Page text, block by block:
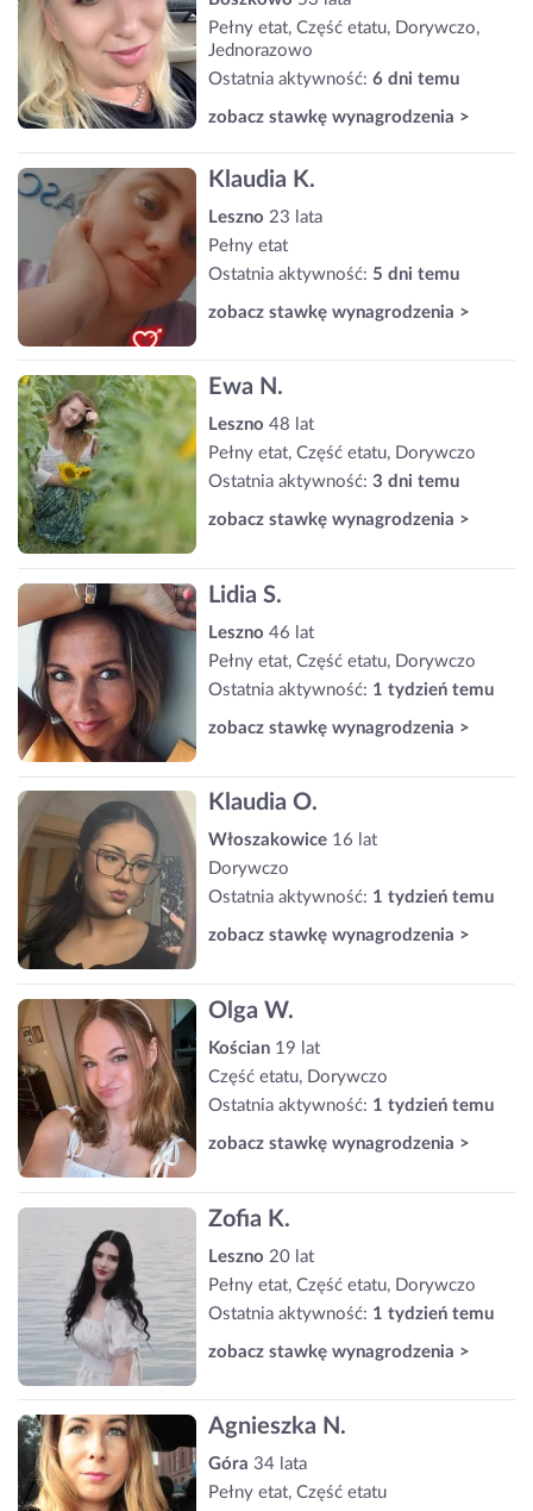
Pełny etat, Część etatu, Dorywczo,
Jednorazowo
Ostatnia aktywność: 6 dni temu
zobacz stawkę wynagrodzenia >
Klaudia K.
Leszno 23 lata
Pełny etat
Ostatnia aktywność: 5 dni temu
zobacz stawkę wynagrodzenia >
Ewa N.
Leszno 48 lat
Pełny etat, Część etatu, Dorywczo
Ostatnia aktywność: 3 dni temu
zobacz stawkę wynagrodzenia >
Lidia S.
Leszno 46 lat
Pełny etat, Część etatu, Dorywczo
Ostatnia aktywność: 1 tydzień temu
zobacz stawkę wynagrodzenia >
Klaudia O.
Włoszakowice 16 lat
Dorywczo
Ostatnia aktywność: 1 tydzień temu
zobacz stawkę wynagrodzenia >
Olga W.
Kościan 19 lat
Część etatu, Dorywczo
Ostatnia aktywność: 1 tydzień temu
zobacz stawkę wynagrodzenia >
Zofia K.
Leszno 20 lat
Pełny etat, Część etatu, Dorywczo
Ostatnia aktywność: 1 tydzień temu
zobacz stawkę wynagrodzenia >
Agnieszka N.
Góra 34 lata
Pełny etat, Część etatu